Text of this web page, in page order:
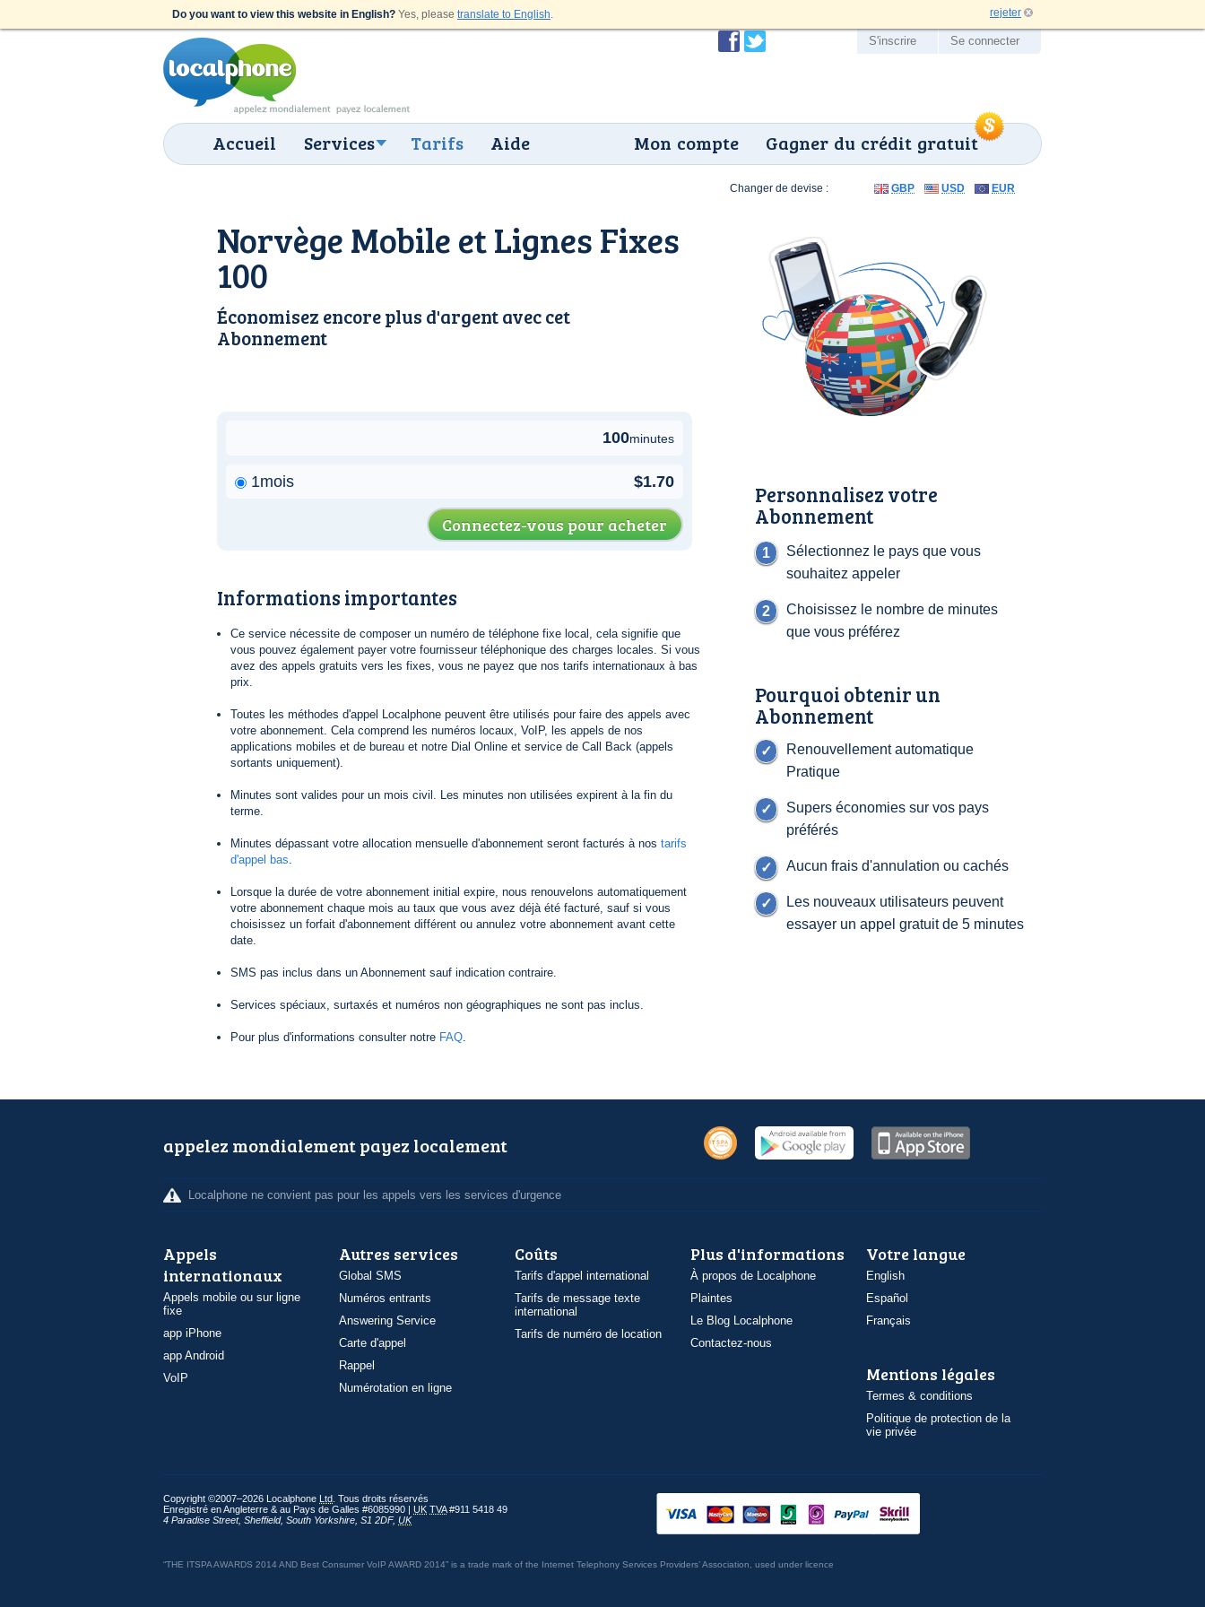
Do you want to view this website in English? Yes, please translate to English. rejeter
Accueil Services Tarifs Aide Gagner du crédit gratuit
Mon compte
S'inscrire Se connecter
Changer de devise : GBP USD EUR
Norvège Mobile et Lignes Fixes
100
Économisez encore plus d'argent avec cet
Abonnement
100minutes
1mois $1.70
Connectez-vous pour acheter
Informations importantes
Ce service nécessite de composer un numéro de téléphone fixe local, cela signifie que
vous pouvez également payer votre fournisseur téléphonique des charges locales. Si vous
avez des appels gratuits vers les fixes, vous ne payez que nos tarifs internationaux à bas
prix.
Toutes les méthodes d'appel Localphone peuvent être utilisés pour faire des appels avec
votre abonnement. Cela comprend les numéros locaux, VoIP, les appels de nos
applications mobiles et de bureau et notre Dial Online et service de Call Back (appels
sortants uniquement).
Minutes sont valides pour un mois civil. Les minutes non utilisées expirent à la fin du
terme.
Minutes dépassant votre allocation mensuelle d'abonnement seront facturés à nos tarifs
d'appel bas.
Lorsque la durée de votre abonnement initial expire, nous renouvelons automatiquement
votre abonnement chaque mois au taux que vous avez déjà été facturé, sauf si vous
choisissez un forfait d'abonnement différent ou annulez votre abonnement avant cette
date.
SMS pas inclus dans un Abonnement sauf indication contraire.
Services spéciaux, surtaxés et numéros non géographiques ne sont pas inclus.
Pour plus d'informations consulter notre FAQ.
Personnalisez votre
Abonnement
Sélectionnez le pays que vous
souhaitez appeler
Choisissez le nombre de minutes
que vous préférez
Pourquoi obtenir un
Abonnement
Renouvellement automatique
Pratique
Supers économies sur vos pays
préférés
Aucun frais d'annulation ou cachés
Les nouveaux utilisateurs peuvent
essayer un appel gratuit de 5 minutes
appelez mondialement payez localement
Localphone ne convient pas pour les appels vers les services d'urgence
Appels
internationaux
Appels mobile ou sur ligne
fixe
app iPhone
app Android
VoIP
Autres services
Global SMS
Numéros entrants
Answering Service
Carte d'appel
Rappel
Numérotation en ligne
Coûts
Tarifs d'appel international
Tarifs de message texte
international
Tarifs de numéro de location
Plus d'informations
À propos de Localphone
Plaintes
Le Blog Localphone
Contactez-nous
Votre langue
English
Español
Français
Mentions légales
Termes & conditions
Politique de protection de la
vie privée
Copyright ©2007–2026 Localphone Ltd . Tous droits réservés
Enregistré en Angleterre & au Pays de Galles #6085990 | UK TVA#911 5418 49
4 Paradise Street, Sheffield, South Yorkshire S1 2DF, UK
“THE ITSPA AWARDS 2014 AND Best Consumer VoIP AWARD 2014” is a trade mark of the Internet Telephony Services Providers’ Association, used under licence